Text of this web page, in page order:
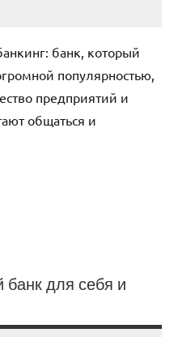
банк, который
популярностью,
предприятий и
общаться и
для себя и